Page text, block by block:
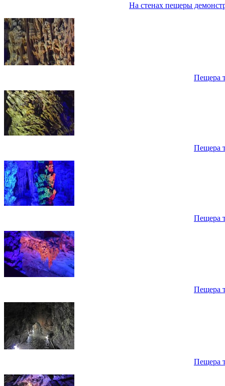
На стенах пещеры
Пещера
Пещера
Пещера
Пещера
Пещера